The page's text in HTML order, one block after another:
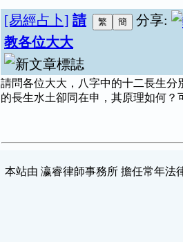
分享:
[易經占卜] 請
教各位大大
請問各位大大，八字中的十二長生
的長生水土卻同在申，其原理如何
本站由 瀛睿律師事務所 擔任常年法